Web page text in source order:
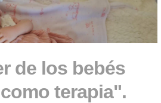
de los bebés
terapia".